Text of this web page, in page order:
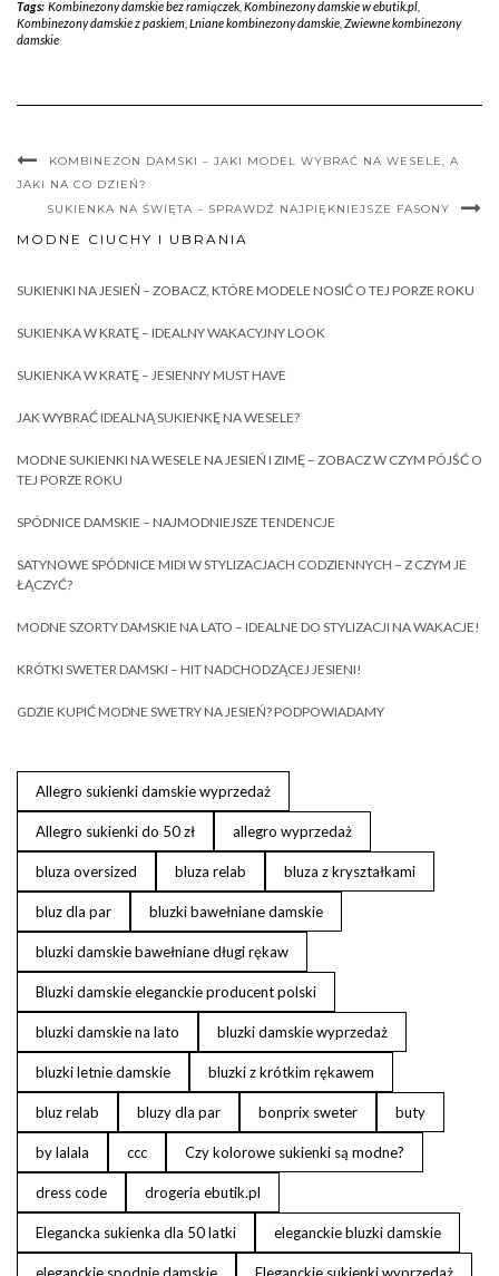
Tags: Kombinezony damskie bez ramiączek, Kombinezony damskie w ebutik.pl,
Kombinezony damskie z paskiem Lniane kombinezony damskie Zwiewne kombinezony
damskie
KOMBINEZON DAMSKI – JAKI MODEL WYBRAĆ NA WESELE, A
JAKI NA CO DZIEŃ?
SUKIENKA NA ŚWIĘTA – SPRAWDŹ NAJPIĘKNIEJSZE FASONY
MODNE CIUCHY I UBRANIA
SUKIENKI NA JESIEŃ – ZOBACZ, KTÓRE MODELE NOSIĆ O TEJ PORZE ROKU
SUKIENKA W KRATĘ – IDEALNY WAKACYJNY LOOK
SUKIENKA W KRATĘ – JESIENNY MUST HAVE
JAK WYBRAĆ IDEALNĄ SUKIENKĘ NA WESELE?
MODNE SUKIENKI NA WESELE NA JESIEŃ I ZIMĘ – ZOBACZ W CZYM PÓJŚĆ O
TEJ PORZE ROKU
SPÓDNICE DAMSKIE – NAJMODNIEJSZE TENDENCJE
SATYNOWE SPÓDNICE MIDI W STYLIZACJACH CODZIENNYCH – Z CZYM JE
ŁĄCZYĆ?
MODNE SZORTY DAMSKIE NA LATO – IDEALNE DO STYLIZACJI NA WAKACJE!
KRÓTKI SWETER DAMSKI – HIT NADCHODZĄCEJ JESIENI!
GDZIE KUPIĆ MODNE SWETRY NA JESIEŃ? PODPOWIADAMY
Allegro sukienki damskie wyprzedaż
Allegro sukienki do 50 zł allegro wyprzedaż
bluza oversized bluza relab bluza z kryształkami
bluz dla par bluzki bawełniane damskie
bluzki damskie bawełniane długi rękaw
Bluzki damskie eleganckie producent polski
bluzki damskie na lato bluzki damskie wyprzedaż
bluzki letnie damskie bluzki z krótkim rękawem
bluz relab bluzy dla par bonprix sweter buty
by lalala ccc Czy kolorowe sukienki są modne?
dress code drogeria ebutik.pl
Elegancka sukienka dla 50 latki eleganckie bluzki damskie
eleganckie spodnie damskie Eleganckie sukienki wyprzedaż